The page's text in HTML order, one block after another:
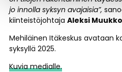
jo innolla syksyn avajaisia”,
kiinteistöjohtaja Aleksi
Mehiläinen Itäkeskus avataan
syksyllä 2025.
Kuvia medialle.